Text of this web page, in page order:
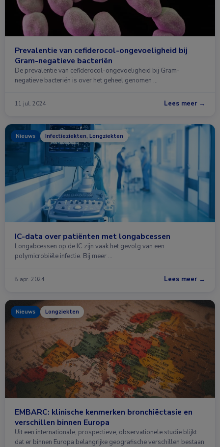
Prevalentie van cefiderocol-ongevoeligheid bij
Gram-negatieve bacteriën
De prevalentie van cefiderocol-ongevoeligheid bij Gram-
negatieve bacteriën is over het geheel genomen …
11 jul. 2024 Lees meer →
Nieuws Infectieziekten, Longziekten
IC-data over patiënten met longabcessen
Longabcessen op de IC zijn vaak het gevolg van een
polymicrobiële infectie. Bij meer …
8 apr. 2024 Lees meer →
Nieuws Longziekten
EMBARC: klinische kenmerken bronchiëctasie en
verschillen binnen Europa
Uit een internationale, prospectieve, observationele studie blijkt
dat er binnen Europa belangrijke geografische verschillen bestaan